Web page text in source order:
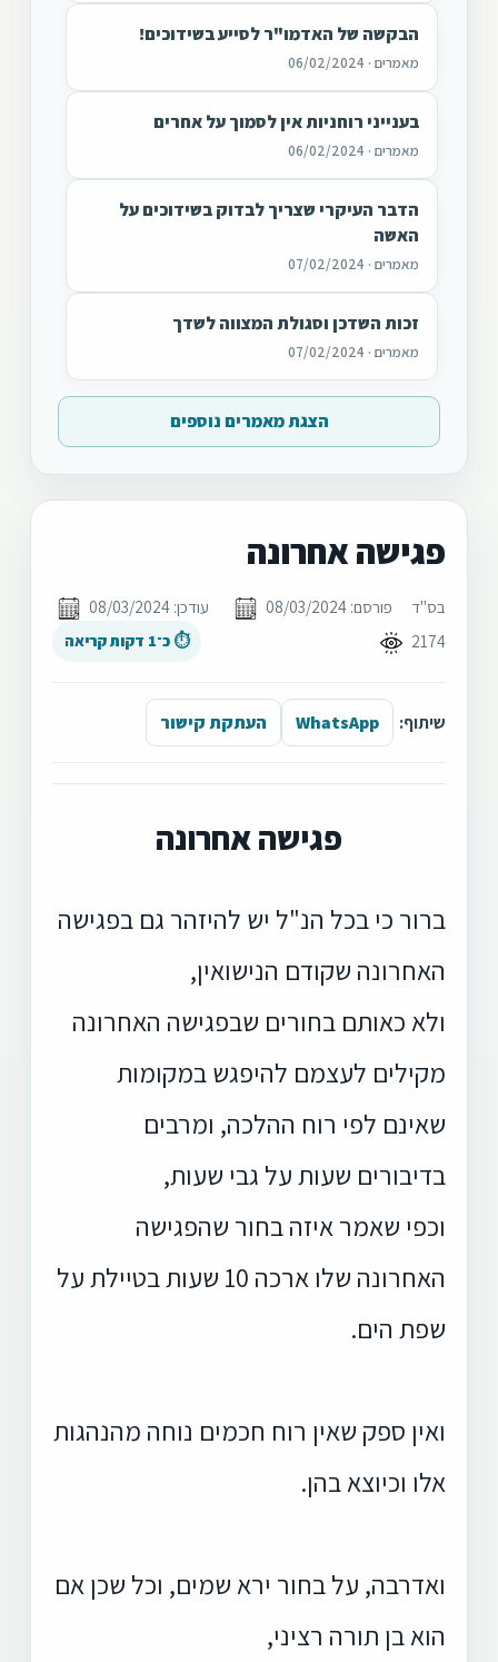
הבקשה של האדמו"ר לסייע בשידוכים!
מאמרים · 06/02/2024
בענייני רוחניות אין לסמוך על אחרים
מאמרים · 06/02/2024
הדבר העיקרי שצריך לבדוק בשידוכים על
האשה
מאמרים · 07/02/2024
זכות השדכן וסגולת המצווה לשדך
מאמרים · 07/02/2024
הצגת מאמרים נוספים
פגישה אחרונה
בס"ד פורסם: 08/03/2024
עודכן: 08/03/2024
2174
⏱ כ־1 דקות קריאה
שיתוף: WhatsApp העתקת קישור
פגישה אחרונה
ברור כי בכל הנ"ל יש להיזהר גם בפגישה
האחרונה שקודם הנישואין,
ולא כאותם בחורים שבפגישה האחרונה
מקילים לעצמם להיפגש במקומות
שאינם לפי רוח ההלכה, ומרבים
בדיבורים שעות על גבי שעות,
וכפי שאמר איזה בחור שהפגישה
האחרונה שלו ארכה 10 שעות בטיילת על
שפת הים.
ואין ספק שאין רוח חכמים נוחה מהנהגות
אלו וכיוצא בהן.
ואדרבה, על בחור ירא שמים, וכל שכן אם
הוא בן תורה רציני,